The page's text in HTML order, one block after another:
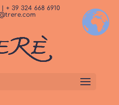
+ 39 324 668 6910
PRENOTA SUBITO +